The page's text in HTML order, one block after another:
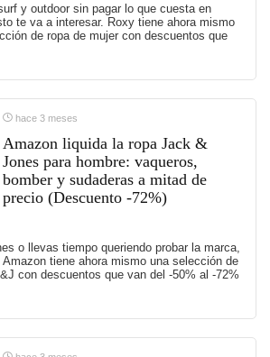
y outdoor sin pagar lo que cuesta en
te va a interesar. Roxy tiene ahora mismo
de ropa de mujer con descuentos que
hace 3 meses
Amazon liquida la ropa Jack &
Jones para hombre: vaqueros,
bomber y sudaderas a mitad de
precio (Descuento -72%)
o llevas tiempo queriendo probar la marca,
tiene ahora mismo una selección de
con descuentos que van del -50% al -72%